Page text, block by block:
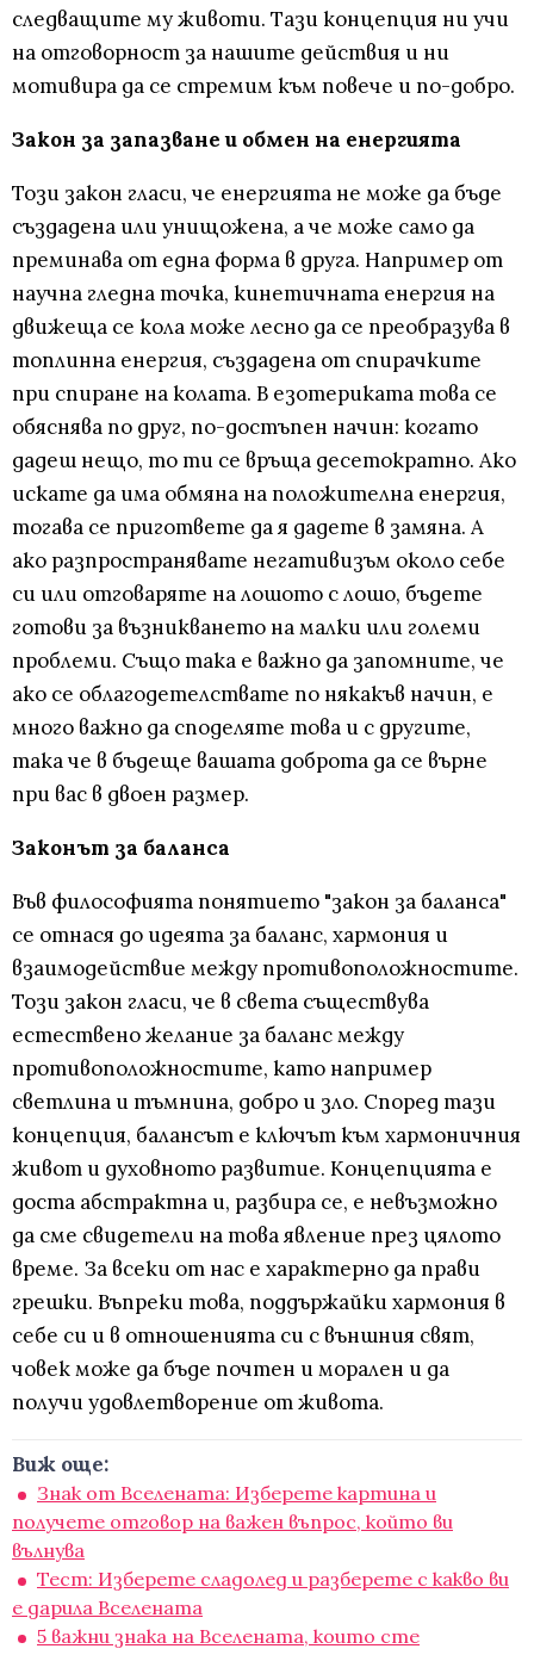
следващите му животи. Тази концепция ни учи
на отговорност за нашите действия и ни
мотивира да се стремим към повече и по-добро.
Закон за запазване и обмен на енергията
Този закон гласи, че енергията не може да бъде
създадена или унищожена, а че може само да
преминава от една форма в друга. Например от
научна гледна точка, кинетичната енергия на
движеща се кола може лесно да се преобразува в
топлинна енергия, създадена от спирачките
при спиране на колата. В езотериката това се
обяснява по друг, по-достъпен начин: когато
дадеш нещо, то ти се връща десетократно. Ако
искате да има обмяна на положителна енергия,
тогава се пригответе да я дадете в замяна. А
ако разпространявате негативизъм около себе
си или отговаряте на лошото с лошо, бъдете
готови за възникването на малки или големи
проблеми. Също така е важно да запомните, че
ако се облагодетелствате по някакъв начин, е
много важно да споделяте това и с другите,
така че в бъдеще вашата доброта да се върне
при вас в двоен размер.
Законът за баланса
Във философията понятието "закон за баланса"
се отнася до идеята за баланс, хармония и
взаимодействие между противоположностите.
Този закон гласи, че в света съществува
естествено желание за баланс между
противоположностите, като например
светлина и тъмнина, добро и зло. Според тази
концепция, балансът е ключът към хармоничния
живот и духовното развитие. Концепцията е
доста абстрактна и, разбира се, е невъзможно
да сме свидетели на това явление през цялото
време. За всеки от нас е характерно да прави
грешки. Въпреки това, поддържайки хармония в
себе си и в отношенията си с външния свят,
човек може да бъде почтен и морален и да
получи удовлетворение от живота.
Виж още:
Знак от Вселената: Изберете картина и
получете отговор на важен въпрос, който ви
вълнува
Тест: Изберете сладолед и разберете с какво ви
е дарила Вселената
5 важни знака на Вселената, които сте